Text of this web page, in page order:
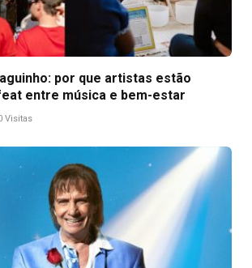
por que artistas estão
entre música e bem-estar
Visitas